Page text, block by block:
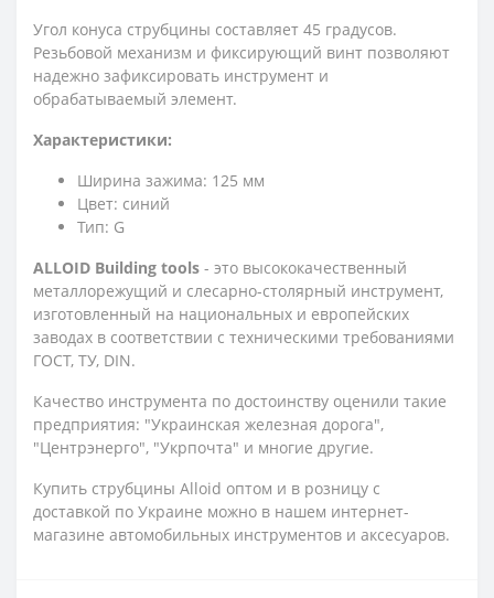
Угол конуса струбцины составляет 45 градусов.
Резьбовой механизм и фиксирующий винт позволяют
надежно зафиксировать инструмент и
обрабатываемый элемент.
Характеристики:
Ширина зажима: 125 мм
Цвет: синий
Тип: G
ALLOID Building tools - это высококачественный
металлорежущий и слесарно-столярный инструмент,
изготовленный на национальных и европейских
заводах в соответствии с техническими требованиями
ГОСТ, ТУ, DIN.
Качество инструмента по достоинству оценили такие
предприятия: "Украинская железная дорога",
"Центрэнерго", "Укрпочта" и многие другие.
Купить струбцины Alloid оптом и в розницу с
доставкой по Украине можно в нашем интернет-
магазине автомобильных инструментов и аксесуаров.